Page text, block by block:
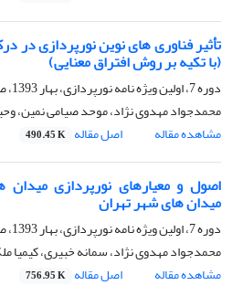
تأثیر فناوری های نوین نورپردازی در
(با تکیه بر روش افتراق معنایی)
دوره 7، اولین ویژه نامه نورپردازی، بهار 1393، صفحه
محمدجواد مهدوی نژاد، موحد صیامی نمین،
مشاهده مقاله
اصل مقاله 490.45 K
اصول و معیارهای نورپردازی میدان
میدان های شهر تهران
دوره 7، اولین ویژه نامه نورپردازی، بهار 1393، صفحه
محمدجواد مهدوی نژاد، سمانه خبیری، کیمیا
مشاهده مقاله
اصل مقاله 756.95 K